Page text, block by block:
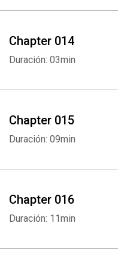
Chapter 014
Duración: 03min
Chapter 015
Duración: 09min
Chapter 016
Duración: 11min